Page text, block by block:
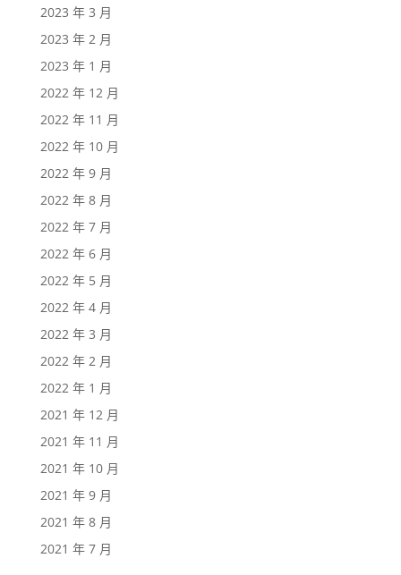
2023 年 3 月
2023 年 2 月
2023 年 1 月
2022 年 12 月
2022 年 11 月
2022 年 10 月
2022 年 9 月
2022 年 8 月
2022 年 7 月
2022 年 6 月
2022 年 5 月
2022 年 4 月
2022 年 3 月
2022 年 2 月
2022 年 1 月
2021 年 12 月
2021 年 11 月
2021 年 10 月
2021 年 9 月
2021 年 8 月
2021 年 7 月